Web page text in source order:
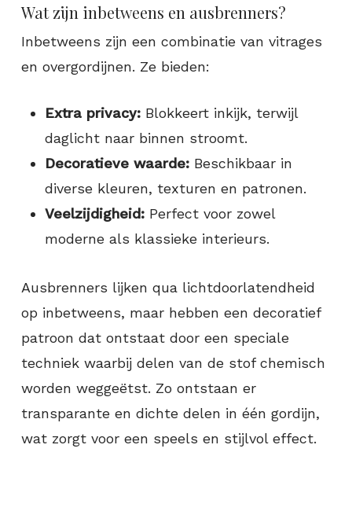
Wat zijn inbetweens en ausbrenners?
Inbetweens zijn een combinatie van vitrages
en overgordijnen. Ze bieden:
Extra privacy:Blokkeert inkijk, terwijl
daglicht naar binnen stroomt.
Decoratieve waarde:Beschikbaar in
diverse kleuren, texturen en patronen.
Veelzijdigheid:Perfect voor zowel
moderne als klassieke interieurs.
Ausbrenners lijken qua lichtdoorlatendheid
op inbetweens, maar hebben een decoratief
patroon dat ontstaat door een speciale
techniek waarbij delen van de stof chemisch
worden weggeëtst. Zo ontstaan er
transparante en dichte delen in één gordijn,
wat zorgt voor een speels en stijlvol effect.